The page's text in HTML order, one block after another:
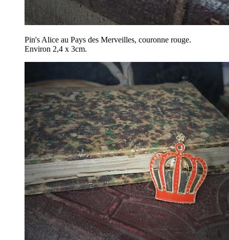
Pin's Alice au Pays des Merveilles, couronne rouge.
Environ 2,4 x 3cm.